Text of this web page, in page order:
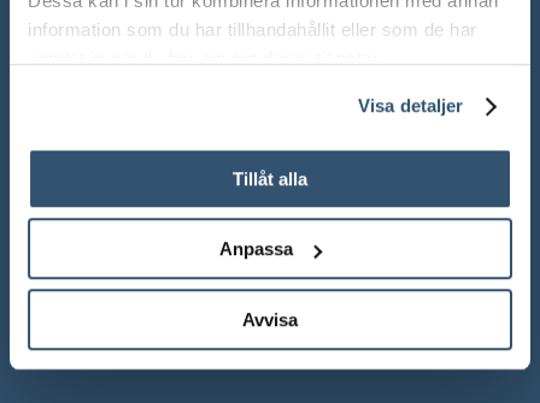
information som du har tillhandahållit eller som de har
Visa detaljer
Tillåt alla
Anpassa
Avvisa
Sön: Stängt
Röda dagar: Stängt om inget annat anges